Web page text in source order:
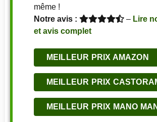
même !
Notre avis :
– Lire
et avis complet
MEILLEUR PRIX AMAZON
MEILLEUR PRIX
MEILLEUR PRIX MANO